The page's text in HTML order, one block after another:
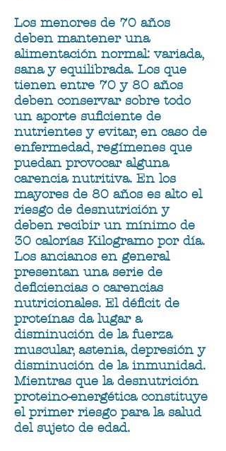
Los menores de 70 años
deben mantener una
alimentación normal: variada,
sana y equilibrada. Los que
tienen entre 70 y 80 años
deben conservar sobre todo
un aporte suficiente de
nutrientes y evitar, en caso de
enfermedad, regímenes que
puedan provocar alguna
carencia nutritiva. En los
mayores de 80 años es alto el
riesgo de desnutrición y
deben recibir un mínimo de
30 calorías Kilogramo por día.
Los ancianos en general
presentan una serie de
deficiencias o carencias
nutricionales. El déficit de
proteínas da lugar a
disminución de la fuerza
muscular, astenia, depresión y
disminución de la inmunidad.
Mientras que la desnutrición
proteino-energética constituye
el primer riesgo para la salud
del sujeto de edad.